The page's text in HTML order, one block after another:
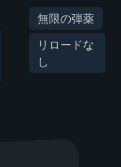
無限の弾薬
リロードな
し